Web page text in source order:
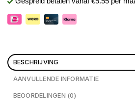
BESCHRIJVING
AANVULLENDE INFORMATIE
BEOORDELINGEN (0)